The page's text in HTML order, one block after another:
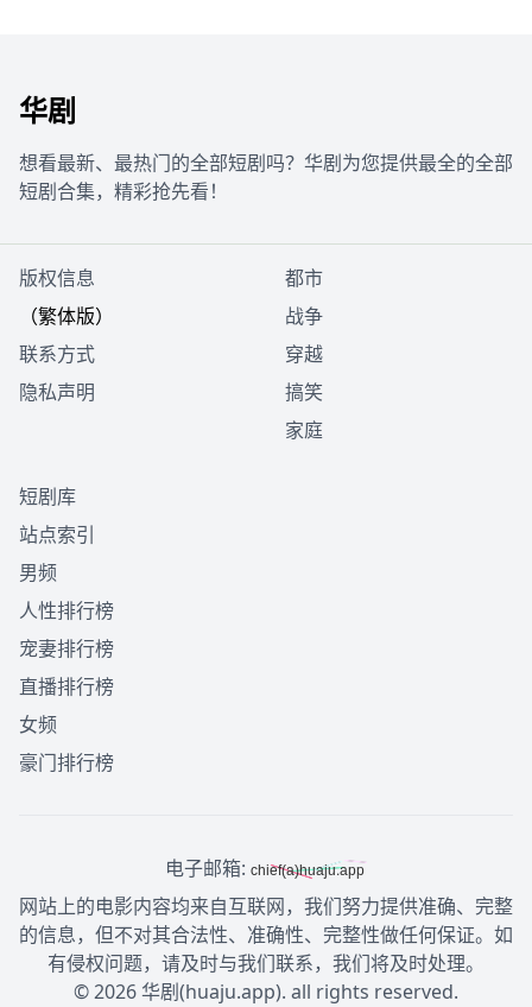
华剧
想看最新、最热门的全部短剧吗？华剧为您提供最全的全部
短剧合集，精彩抢先看！
版权信息
（繁体版）
联系方式
隐私声明
都市
战争
穿越
搞笑
家庭
短剧库
站点索引
男频
人性排行榜
宠妻排行榜
直播排行榜
女频
豪门排行榜
电子邮箱:
网站上的电影内容均来自互联网，我们努力提供准确、完整
的信息，但不对其合法性、准确性、完整性做任何保证。如
有侵权问题，请及时与我们联系，我们将及时处理。
© 2026 华剧(huaju.app). all rights reserved.